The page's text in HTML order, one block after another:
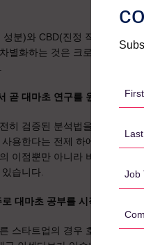
분)와 CBD(진정 작용을 하는
별화하는 것은 크로마토그래
곧 대마초 연구를 원하는 고객
히 검증된 분석법을 보유하고
용한다는 전제 하에), 이는 임
이점뿐만 아니라 비용 측면에
습니다.
대마초 공부를 시작해야 하는
스타트업의 경우 호주가 유